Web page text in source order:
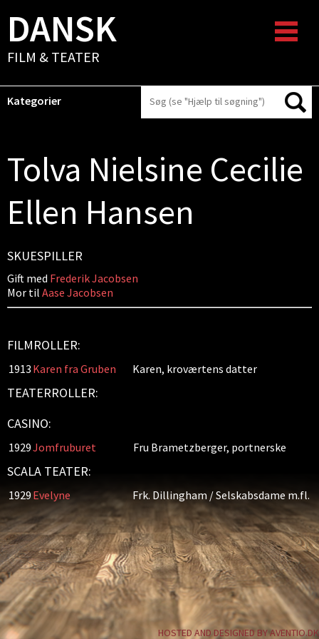
DANSK
FILM & TEATER
Kategorier
Tolva Nielsine Cecilie
Ellen Hansen
SKUESPILLER
Gift med Frederik Jacobsen
Mor til Aase Jacobsen
FILMROLLER:
1913 Karen fra Gruben Karen, kroværtens datter
TEATERROLLER:
CASINO:
1929Jomfruburet Fru Brametzberger, portnerske
SCALA TEATER:
1929Evelyne Frk. Dillingham / Selskabsdame m.fl.
HOSTED AND DESIGNED BY AVENTIO.DK